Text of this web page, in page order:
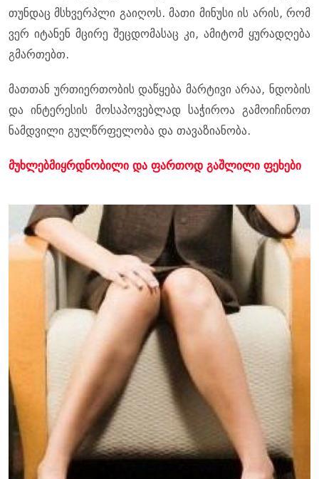
თუნდაც მსხვერპლი გაიღოს. მათი მინუსი ის არის, რომ
ვერ იტანენ მცირე შეცდომასაც კი, ამიტომ ყურადღება
გმართებთ.
მათთან ურთიერთობის დაწყება მარტივი არაა, ნდობის
და ინტერესის მოსაპოვებლად საჭიროა გამოიჩინოთ
ნამდვილი გულწრფელობა და თავაზიანობა.
მუხლებმიყრდნობილი და ფართოდ გაშლილი ფეხები